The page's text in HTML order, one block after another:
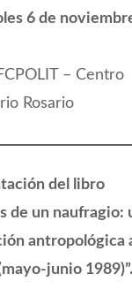
6 de
– Centro
Rosario
del libro
de un naufragio:
antropológica
(mayo-junio 1989)”.